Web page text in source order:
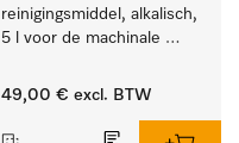
reinigingsmiddel, alkalisch,
5 l voor de machinale
tandheelkundige
49,00 € excl. BTW